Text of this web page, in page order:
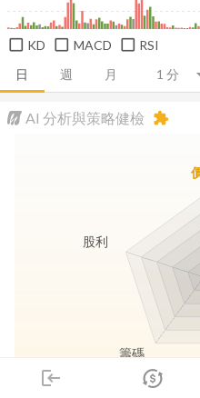
login
市場
日 週 月
KD MACD RSI
AI 分析與策略健檢 extension
籌碼
股利